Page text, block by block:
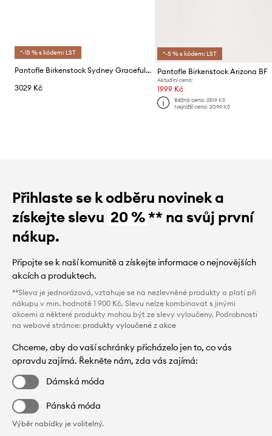
*-15 % s kódem: LST
Pantofle Birkenstock Sydney Graceful Cushion Buckle
3029 Kč
*-5 % s kódem: LST
Pantofle Birkenstock Arizona BF
Aktuální cena:
1999 Kč
Běžná cena: 2519 Kč
Nejnižší cena: 2099 Kč
Přihlaste se k odběru novinek a
získejte slevu 20 %** na svůj první
nákup.
Připojte se k naší komunitě a získejte informace o nejnovějších
akcích a produktech.
**Sleva je jednorázová, vztahuje se na nezlevněné produkty a platí při
nákupu v min. hodnotě 1 900 Kč. Slevu nelze kombinovat s jinými
akcemi a některé produkty mohou být ze slevy vyloučeny. Podrobnosti
na webové stránce: produkty vyloučené z akce
Chceme, aby do vaší schránky přicházelo jen to, co vás
opravdu zajímá. Řekněte nám, zda vás zajímá:
Dámská móda
Pánská móda
Výběr nabídky je volitelný.